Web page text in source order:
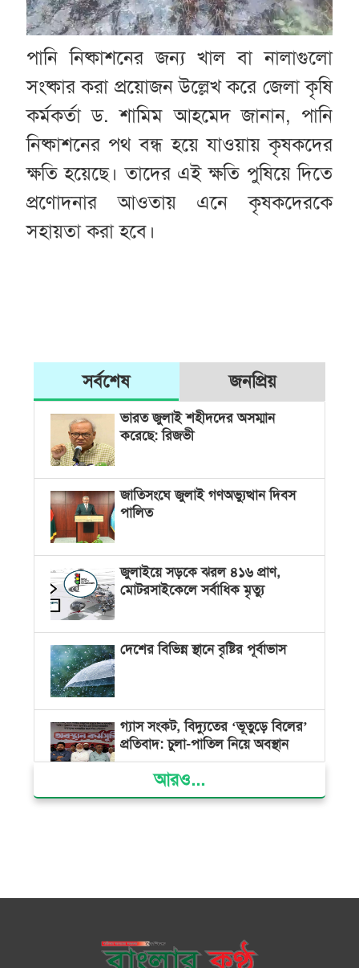
পানি নিষ্কাশনের জন্য খাল বা নালাগুলো
সংষ্কার করা প্রয়োজন উল্লেখ করে জেলা কৃষি
কর্মকর্তা ড. শামিম আহমেদ জানান, পানি
নিষ্কাশনের পথ বন্ধ হয়ে যাওয়ায় কৃষকদের
ক্ষতি হয়েছে। তাদের এই ক্ষতি পুষিয়ে দিতে
প্রণোদনার আওতায় এনে কৃষকদেরকে
সহায়তা করা হবে।
সর্বশেষ জনপ্রিয়
ভারত জুলাই শহীদদের অসম্মান
করেছে: রিজভী
জাতিসংঘে জুলাই গণঅভ্যুত্থান দিবস
পালিত
জুলাইয়ে সড়কে ঝরল ৪১৬ প্রাণ,
মোটরসাইকেলে সর্বাধিক মৃত্যু
দেশের বিভিন্ন স্থানে বৃষ্টির পূর্বাভাস
গ্যাস সংকট, বিদ্যুতের ‘ভূতুড়ে বিলের’
প্রতিবাদ: চুলা-পাতিল নিয়ে অবস্থান
ক্ষমতার কেন্দ্র গণভবন থেকে রক্তাক্ত
ভোলায় ১১ দলীয় জোটের বিক্ষোভ
সমাবেশ ও গণমিছিল
আরও...